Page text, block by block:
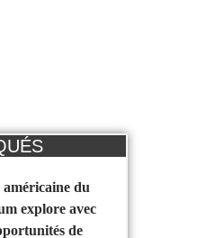
explore avec
de